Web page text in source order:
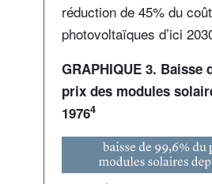
réduction de 45% du
photovoltaïques d’ici
GRAPHIQUE 3. Baisse
prix des modules
19764